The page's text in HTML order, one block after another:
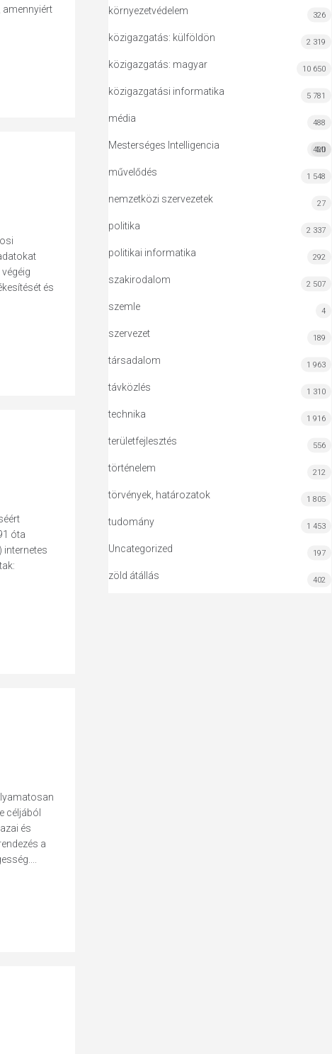
amennyiért
és
óta
internetes
céljából
és
a
környezetvédelem 326
közigazgatás: külföldön 2 319
közigazgatás: magyar 10 650
közigazgatási informatika 5 781
média 488
Mesterséges Intelligencia MI
420
művelődés 1 548
nemzetközi szervezetek 27
politika 2 337
politikai informatika 292
szakirodalom 2 507
szemle 4
szervezet 189
társadalom 1 963
távközlés 1 310
technika 1 916
területfejlesztés 556
történelem 212
törvények, határozatok 1 805
tudomány 1 453
Uncategorized 197
zöld átállás 402